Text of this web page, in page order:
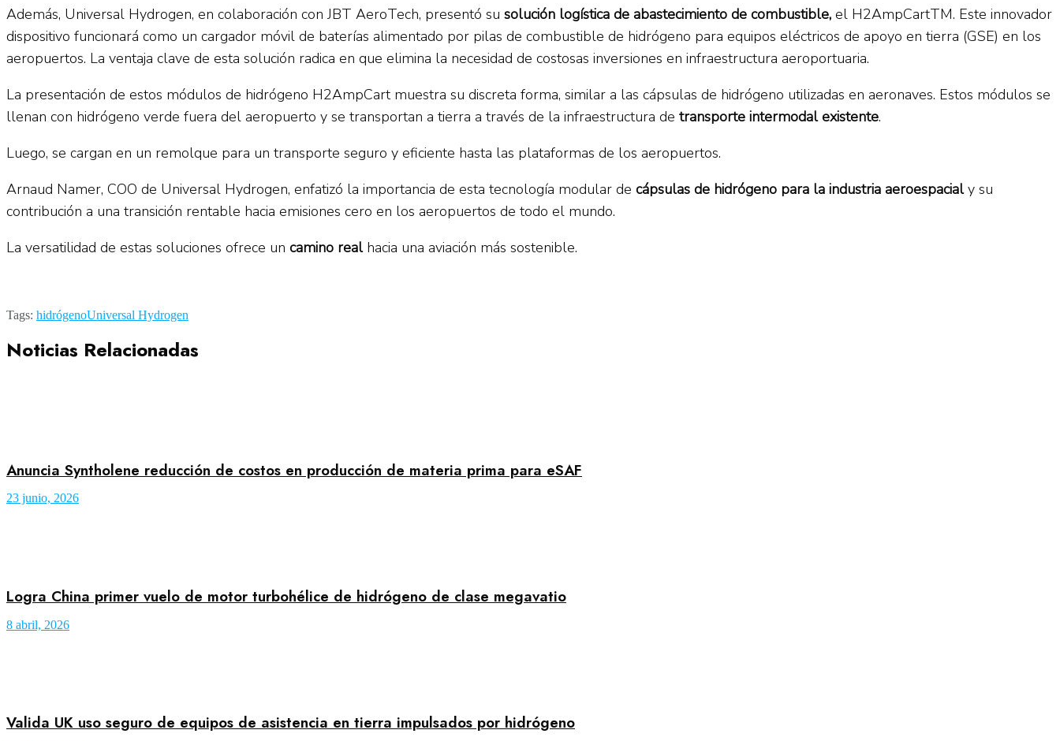
Además, Universal Hydrogen, en colaboración con JBT AeroTech, presentó su solución logística de abastecimiento de combustible, el H2AmpCartTM. Este innovador
dispositivo funcionará como un cargador móvil de baterías alimentado por pilas de combustible de hidrógeno para equipos eléctricos de apoyo en tierra (GSE) en los
aeropuertos. La ventaja clave de esta solución radica en que elimina la necesidad de costosas inversiones en infraestructura aeroportuaria.
La presentación de estos módulos de hidrógeno H2AmpCart muestra su discreta forma, similar a las cápsulas de hidrógeno utilizadas en aeronaves. Estos módulos se
llenan con hidrógeno verde fuera del aeropuerto y se transportan a tierra a través de la infraestructura de transporte intermodal existente.
Luego, se cargan en un remolque para un transporte seguro y eficiente hasta las plataformas de los aeropuertos.
Arnaud Namer, COO de Universal Hydrogen, enfatizó la importancia de esta tecnología modular de cápsulas de hidrógeno para la industria aeroespacialy su
contribución a una transición rentable hacia emisiones cero en los aeropuertos de todo el mundo.
La versatilidad de estas soluciones ofrece un camino real hacia una aviación más sostenible.
Tags: hidrógenoUniversal Hydrogen
Noticias Relacionadas
Anuncia Syntholene reducción de costos en producción de materia prima para eSAF
23 junio, 2026
Logra China primer vuelo de motor turbohélice de hidrógeno de clase megavatio
8 abril, 2026
Valida UK uso seguro de equipos de asistencia en tierra impulsados por hidrógeno